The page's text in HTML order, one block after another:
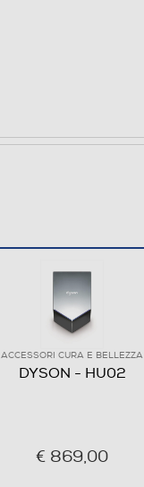
ACCESSORI CURA E BELLEZZA
DYSON - HU02
€ 869,00